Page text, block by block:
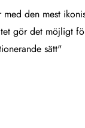
den mest
gör det möjligt
sätt"